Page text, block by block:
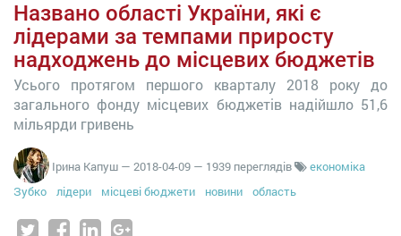
Названо області України, які є
лідерами за темпами приросту
надходжень до місцевих бюджетів
Усього протягом першого кварталу 2018 року до
загального фонду місцевих бюджетів надійшло 51,6
мільярди гривень
Ірина Капуш — 2018-04-09 — 1939 переглядів
економіка
Зубко
лідери місцеві бюджети новини область